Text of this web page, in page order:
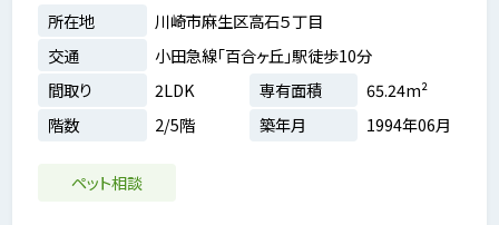
所在地
川崎市麻生区高石５丁目
交通
小田急線「百合ヶ丘」駅徒歩10分
間取り
2LDK 専有面積
65.24m²
階数
2/5階 築年月 1994年06月
ペット相談